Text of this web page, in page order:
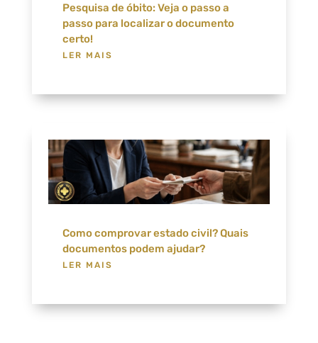
Pesquisa de óbito: Veja o passo a
passo para localizar o documento
certo!
LER MAIS
Como comprovar estado civil? Quais
documentos podem ajudar?
LER MAIS